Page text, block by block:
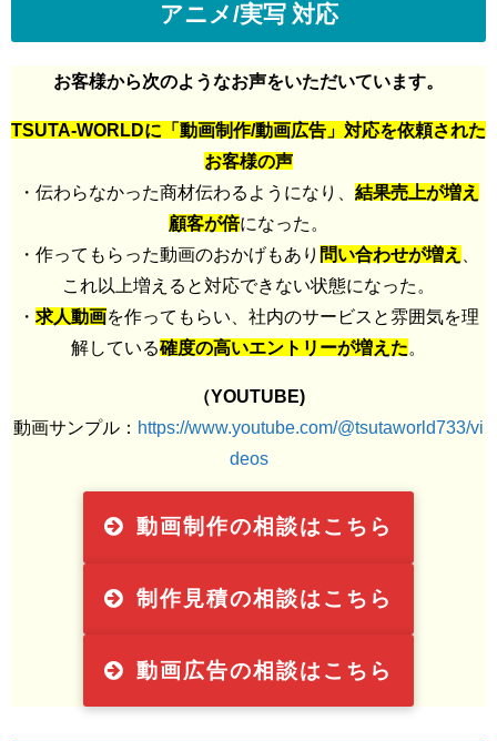
アニメ/実写 対応
お客様から次のようなお声をいただいています。
TSUTA-WORLDに「動画制作/動画広告」対応を依頼された
お客様の声
・伝わらなかった商材伝わるようになり、 結果売上が増え
顧客が倍になった。
・作ってもらった動画のおかげもあり 問い合わせが増え
これ以上増えると対応できない状態になった。
・ 求人動画を作ってもらい、社内のサービスと雰囲気を理
解している確度の高いエントリーが増えた
（YOUTUBE)
動画サンプル： https://www.youtube.com/@tsutaworld733/vi
deos
動画制作の相談はこちら
制作見積の相談はこちら
動画広告の相談はこちら